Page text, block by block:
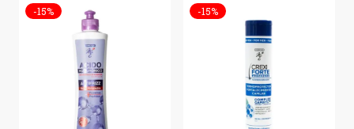
-15% -15%